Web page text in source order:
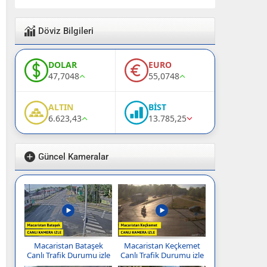
Döviz Bilgileri
DOLAR
47,7048
EURO
55,0748
ALTIN
6.623,43
BİST
13.785,25
Güncel Kameralar
Macaristan Bataşek
Canlı Trafik Durumu izle
Macaristan Keçkemet
Canlı Trafik Durumu izle